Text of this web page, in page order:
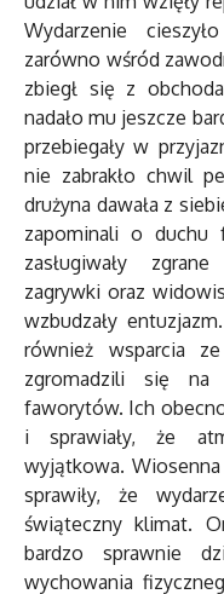
Wydarzenie
zarówno wśród
zbiegł się z
nadało mu jeszcze
przebiegały w
nie zabrakło chwil
drużyna dawała z
zapominali o duchu
zasługiwały
zagrywki oraz
wzbudzały
również wsparcia
zgromadzili się na
faworytów. Ich
i sprawiały, że
wyjątkowa.
sprawiły, że
świąteczny klimat.
bardzo sprawnie
wychowania